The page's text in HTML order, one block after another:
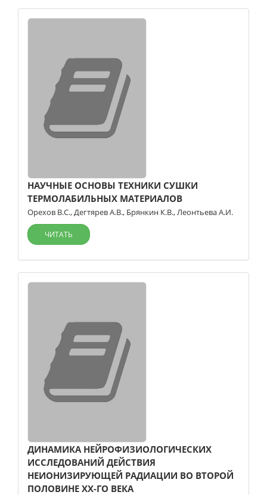
НАУЧНЫЕ ОСНОВЫ ТЕХНИКИ СУШКИ
ТЕРМОЛАБИЛЬНЫХ МАТЕРИАЛОВ
Орехов В.С.,Дегтярев А.В., Брянкин К.В.,Леонтьева А.И.
ЧИТАТЬ
ДИНАМИКА НЕЙРОФИЗИОЛОГИЧЕСКИХ
ИССЛЕДОВАНИЙ ДЕЙСТВИЯ
НЕИОНИЗИРУЮЩЕЙ РАДИАЦИИ ВО ВТОРОЙ
ПОЛОВИНЕ ХХ-ГО ВЕКА